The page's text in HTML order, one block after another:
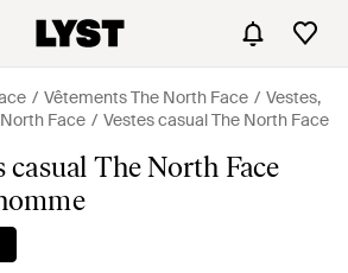
Vêtements The North Face
Vestes,
Face
Vestes casual The North Face
casual The North Face